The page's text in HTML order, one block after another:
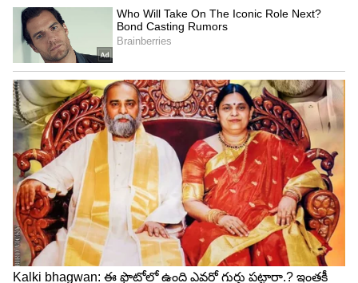
యాప్‌ను 2017 జనవరి 2న విడుదల చేశారు. దీనిని C-Tel
Infosystem Pvt. Ltd. సంస్థ అభివృద్ధి చేసింది.
చిన్నారులకు కూడా అనుకూలంగా ఉండేలా 3+ రేటింగ్‌తో
గూగుల్ ప్లే స్టోర్‌లో అందుబాటులో ఉంది.